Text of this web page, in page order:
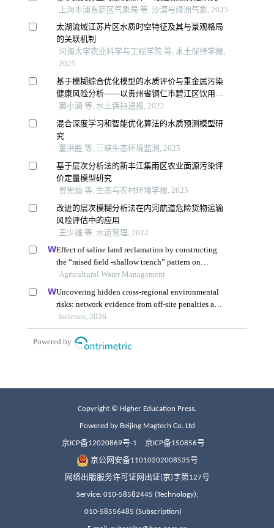
Copyright © Higher Education Press.
Powered by Beijing Magtech Co. Ltd
京ICP备12020869号-1 京ICP备150856号
京公网安备11010202008535号
网络出版服务许可证网出证(京)字第127号
Service: 010-58582445 (Technology);
010-58556485 (Subscription)